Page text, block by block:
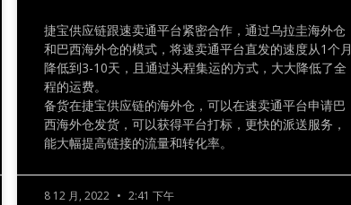
捷宝供应链跟速卖通平台紧密合作，通过乌拉圭海外仓
和巴西海外仓的模式，将速卖通平台直发的速度从1个月
降低到3-10天，且通过头程集运的方式，大大降低了全
程的运费。
备货在捷宝供应链的海外仓，可以在速卖通平台申请巴
西海外仓发货，可以获得平台打标，更快的派送服务，
能大幅提高链接的流量和转化率。
8 12 月, 2022 2:41 下午